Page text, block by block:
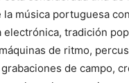
música portuguesa
electrónica, tradición
de ritmo,
de campo,